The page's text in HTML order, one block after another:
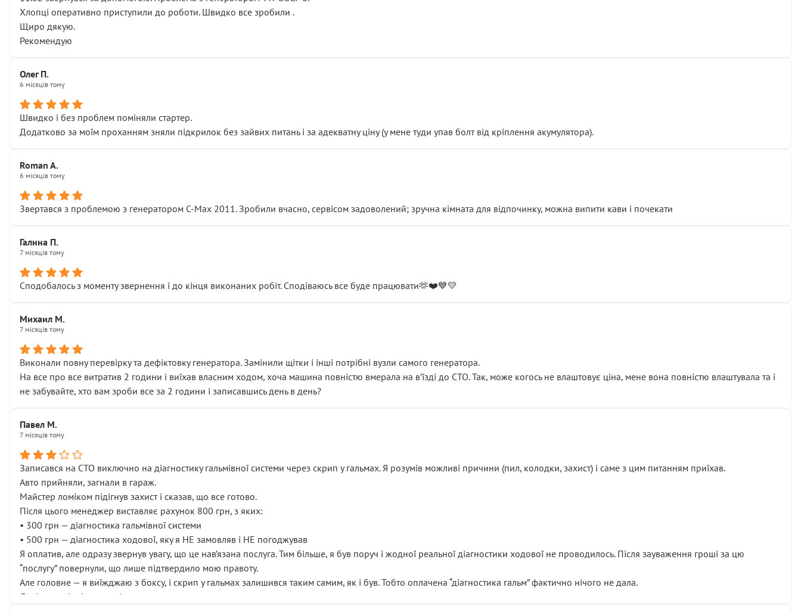
Хлопці оперативно приступили до роботи. Швидко все зробили .
Щиро дякую.
Рекомендую
Олег П.
6 місяців тому
Швидко і без проблем поміняли стартер.
Додатково за моїм проханням зняли підкрилок без зайвих питань і за адекватну ціну (у мене туди упав болт від кріплення акумулятора).
Roman A.
6 місяців тому
Звертався з проблемою з генератором C-Max 2011. Зробили вчасно, сервісом задоволений; зручна кімната для відпочинку, можна випити кави і почекати
Галина П.
7 місяців тому
Сподобалось з моменту звернення і до кінця виконаних робіт. Сподіваюсь все буде працювати🫶❤️💙💛
Михаил М.
7 місяців тому
Виконали повну перевірку та дефіктовку генератора. Замінили щітки і інші потрібні вузли самого генератора.
На все про все витратив 2 години і виїхав власним ходом, хоча машина повністю вмерала на вʼїзді до СТО. Так, може когось не влаштовує ціна, мене вона повністю влаштувала та і
не забувайте, хто вам зроби все за 2 години і записавшись день в день?
Павел М.
7 місяців тому
Записався на СТО виключно на діагностику гальмівної системи через скрип у гальмах. Я розумів можливі причини (пил, колодки, захист) і саме з цим питанням приїхав.
Авто прийняли, загнали в гараж.
Майстер ломіком підігнув захист і сказав, що все готово.
Після цього менеджер виставляє рахунок 800 грн, з яких:
• 300 грн — діагностика гальмівної системи
• 500 грн — діагностика ходової, яку я НЕ замовляв і НЕ погоджував
Я оплатив, але одразу звернув увагу, що це нав’язана послуга. Тим більше, я був поруч і жодної реальної діагностики ходової не проводилось. Після зауваження гроші за цю
“послугу” повернули, що лише підтвердило мою правоту.
Але головне — я виїжджаю з боксу, і скрип у гальмах залишився таким самим, як і був. Тобто оплачена “діагностика гальм” фактично нічого не дала.
Далі ситуація тільки погіршилась: